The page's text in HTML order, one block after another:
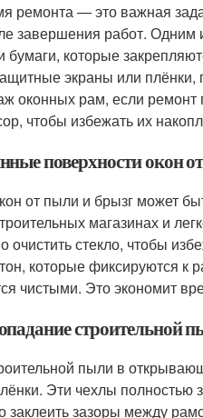
ремонта — это важная
завершения работ.
бумаги, которые
экраны или
оконных рам, если ремонт
чтобы избежать их
поверхности окон
от пыли и брызг может
магазинах и
стекло, чтобы
которые фиксируются
чистыми. Это экономит
пыли в
Эти чехлы полностью
зазоры между